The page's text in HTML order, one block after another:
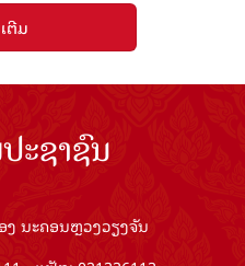
ຕີມ
ຊາຊົນ
ນະຄອນຫຼວງວຽງຈັນ